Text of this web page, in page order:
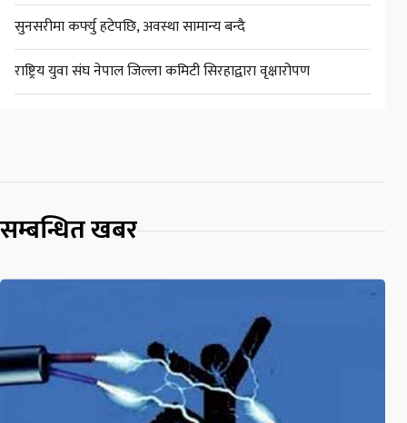
सुनसरीमा कर्फ्यु हटेपछि, अवस्था सामान्य बन्दै
राष्ट्रिय युवा संघ नेपाल जिल्ला कमिटी सिरहाद्वारा वृक्षारोपण
सम्बन्धित खबर